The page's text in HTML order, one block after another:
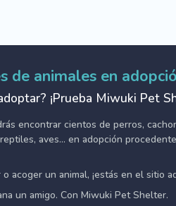
de animales en
¡Prueba Miwuki Pet
encontrar cientos de perros,
aves... en adopción
acoger un animal, ¡estás en el sitio
un amigo. Con Miwuki Pet Shelter.